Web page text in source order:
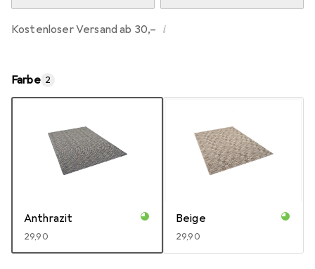
Kostenloser Versand ab 30,– i
Farbe 2
Anthrazit
EUR
29,90
Beige
EUR
29,90